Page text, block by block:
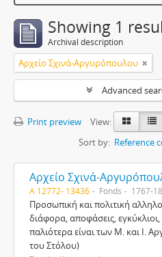
Showing 1
Archival description
Αρχείο Σχινά-Αργυρόπουλου
Advanced
Print preview
View:
Sort by: Reference
Αρχείο Σχινά-
Α 12772- 13436 Fonds 1767-
Προσωπική και πολιτική
διάφορα, αποφάσεις,
παλιότερα είναι των Μ. και Ι.
του Στόλου)